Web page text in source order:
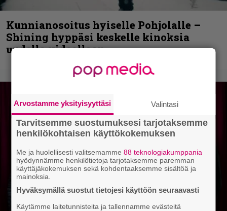
Kunnianosoitus hyiselle Pohjolalle –
Shining hyppäsi keskelle kinoksia
uudella videollaan
Arvostamme yksityisyyttäsi Valintasi
Tarvitsemme suostumuksesi tarjotaksemme
henkilökohtaisen käyttökokemuksen
Me ja huolellisesti valitsemamme88 teknologiakumppania
hyödynnämme henkilötietoja tarjotaksemme paremman
käyttäjäkokemuksen sekä kohdentaaksemme sisältöä ja
mainoksia.
Hyväksymällä suostut tietojesi käyttöön seuraavasti
Käytämme laitetunnisteita ja tallennamme evästeitä